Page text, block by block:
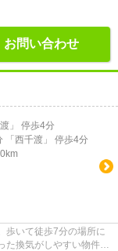
お問い合わせ
」 停歩4分
「西千渡」 停歩4分
歩いて徒歩7分の場所に
た換気がしやすい物件で